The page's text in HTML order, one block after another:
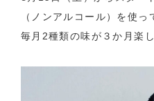
（ノンアルコール）を使
毎月2種類の味が３か月楽し